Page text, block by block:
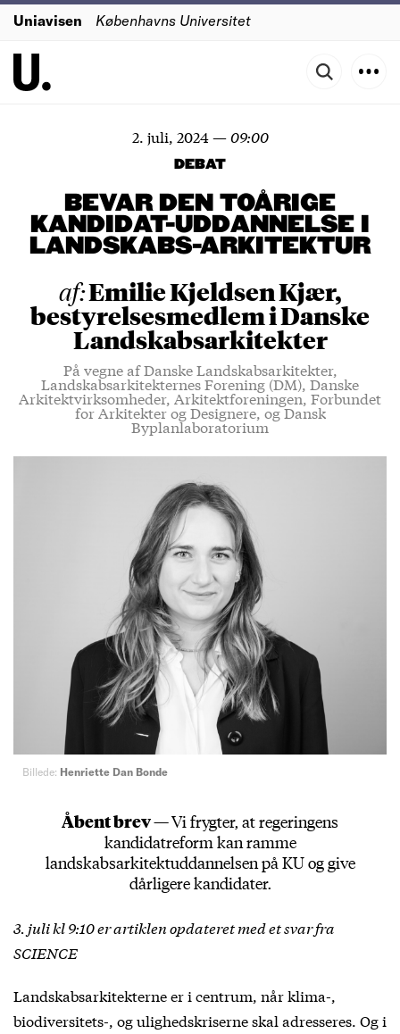
Uniavisen Københavns Universitet
2. juli, 2024—09:00
DEBAT
BEVAR DEN TOÅRIGE
KANDIDAT-UDDANNELSE I
LANDSKABS-ARKITEKTUR
af:Emilie Kjeldsen Kjær,
bestyrelsesmedlem i Danske
Landskabsarkitekter
På vegne af Danske Landskabsarkitekter,
Landskabsarkitekternes Forening (DM), Danske
Arkitektvirksomheder, Arkitektforeningen, Forbundet
for Arkitekter og Designere, og Dansk
Byplanlaboratorium
Billede: Henriette Dan Bonde
Åbent brev —Vi frygter, at regeringens
kandidatreform kan ramme
landskabsarkitektuddannelsen på KU og give
dårligere kandidater.
3. juli kl 9:10 er artiklen opdateret med et svar fra
SCIENCE
Landskabsarkitekterne er i centrum, når klima-,
biodiversitets-, og ulighedskriserne skal adresseres. Og i